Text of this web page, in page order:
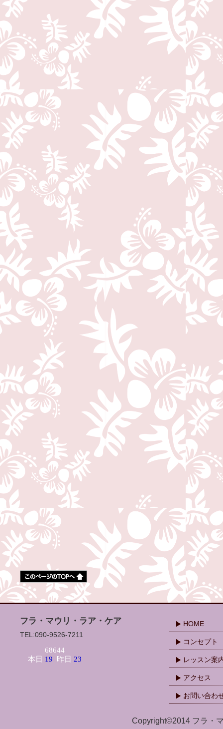
フラ・マウリ・ラア・ケア
TEL:090-9526-7211
HOME
コンセプト
レッスン案
アクセス
お問い合わ
Copyright©2014 フラ・